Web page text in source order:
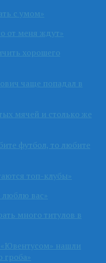
с умом»
от меня ждут»
хорошего
чаще попадал в
мячей и столько же
футбол, то любите
топ-клубы»
вас»
много титулов в
нашли
гроба»